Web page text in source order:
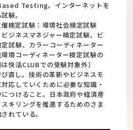
Testing。インターネットを
験。
検定試験：環境社会検定試験
ビジネスマネジャー検定試験、ビ
試験、カラーコーディネーター
境コーディネーター検定試験の
快活CLUBでの受験対象外）
直し。技術の革新やビジネスモ
応していくために必要な知識・
つけること。日本政府や経済産
キリングを推進するためのさま
れている。